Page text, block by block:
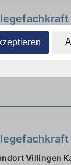
85%
Sie sich
Villingen